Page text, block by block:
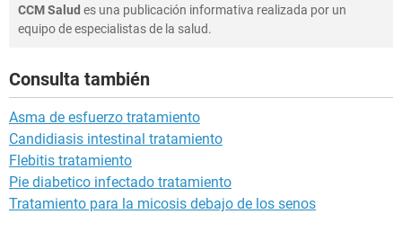
CCM Salud es una publicación informativa realizada por un
equipo de especialistas de la salud.
Consulta también
Asma de esfuerzo tratamiento
Candidiasis intestinal tratamiento
Flebitis tratamiento
Pie diabetico infectado tratamiento
Tratamiento para la micosis debajo de los senos